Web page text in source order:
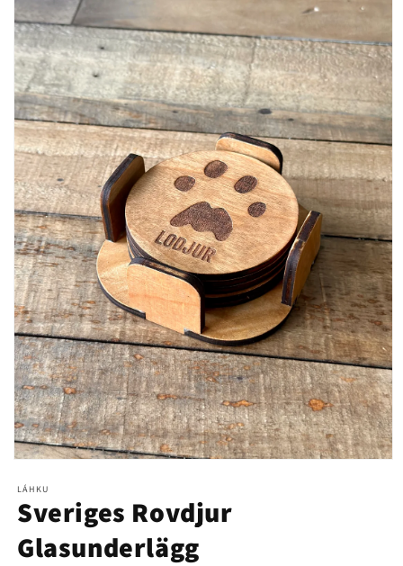
1
modalfönster
LÁHKU
Sveriges Rovdjur
Glasunderlägg